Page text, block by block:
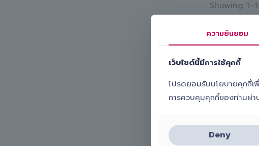
Showing
ความยินยอม
เว็บไซต์นี้มีการใช้คุกกี้
โปรดยอมรับนโยบายคุกกี้เ
การควบคุมคุกกี้ของท่านผ่า
Deny